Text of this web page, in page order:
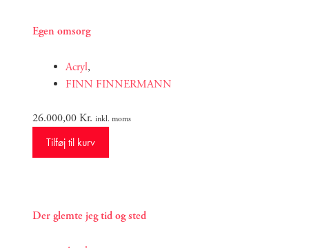
Egen omsorg
Acryl,
FINN FINNERMANN
26.000,00Kr. inkl. moms
Tilføj til kurv
Der glemte jeg tid og sted